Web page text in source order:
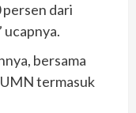
persen dari
bersama
termasuk